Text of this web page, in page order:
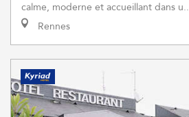
calme, moderne et accueillant dans
Rennes